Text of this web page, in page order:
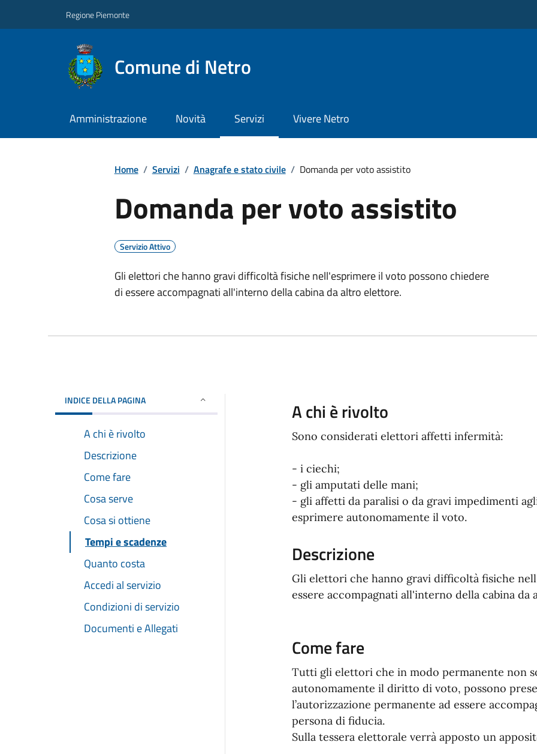
Regione Piemonte
Comune di Netro
Amministrazione Novità Servizi Vivere Netro
Home / Servizi / Anagrafe e stato civile / Domanda per voto assistito
Domanda per voto assistito
Servizio Attivo
Gli elettori che hanno gravi difficoltà fisiche nell'esprimere il voto possono chiedere
di essere accompagnati all'interno della cabina da altro elettore.
INDICE DELLA PAGINA
A chi è rivolto
Descrizione
Come fare
Cosa serve
Cosa si ottiene
Tempi e scadenze
Quanto costa
Accedi al servizio
Condizioni di servizio
Documenti e Allegati
A chi è rivolto
Sono considerati elettori affetti infermità:
- i ciechi;
- gli amputati delle mani;
- gli affetti da paralisi o da gravi impedimenti
esprimere autonomamente il voto.
Descrizione
Gli elettori che hanno gravi difficoltà fisiche
essere accompagnati all'interno della cabina da
Come fare
Tutti gli elettori che in modo permanente non
autonomamente il diritto di voto, possono
l’autorizzazione permanente ad essere
persona di fiducia.
Sulla tessera elettorale verrà apposto un